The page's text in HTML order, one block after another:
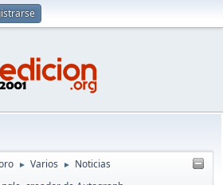
► Varios ► Noticias